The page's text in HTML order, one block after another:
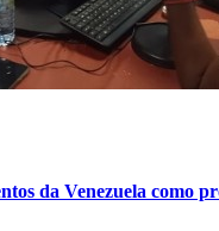
da Venezuela como